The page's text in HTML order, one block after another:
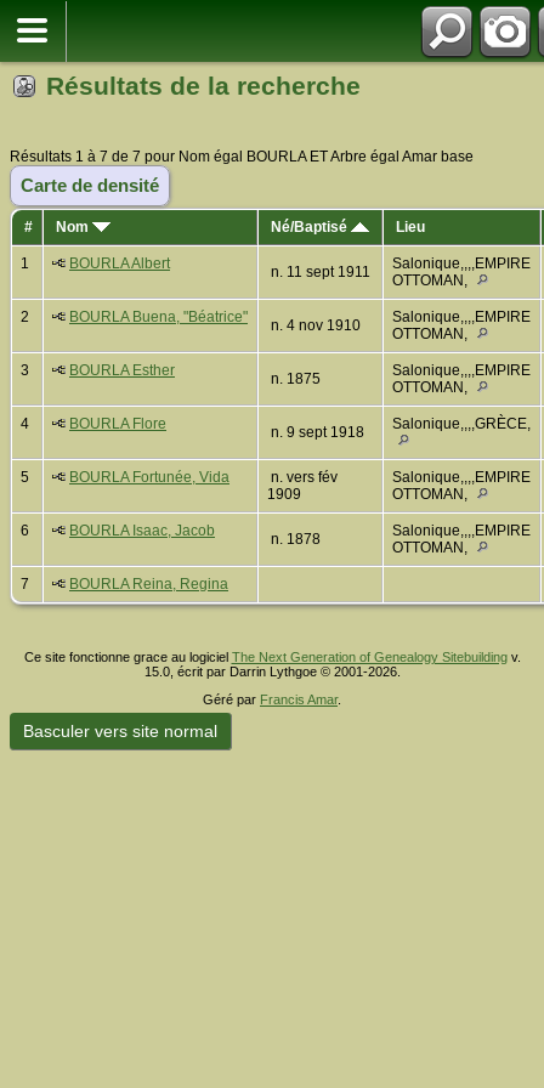
Résultats de la recherche
Résultats 1 à 7 de 7 pour Nom égal BOURLA ET Arbre égal Amar base
Carte de densité
# Nom Né/Baptisé Lieu
1 BOURLA Albert n. 11 sept 1911
Salonique,,,,EMPIRE
OTTOMAN,
2 BOURLA Buena, "Béatrice" n. 4 nov 1910
Salonique,,,,EMPIRE
OTTOMAN,
3 BOURLA Esther n. 1875
Salonique,,,,EMPIRE
OTTOMAN,
4 BOURLA Flore n. 9 sept 1918 Salonique,,,,GRÈCE,
5 BOURLA Fortunée, Vida
n. vers fév
1909
Salonique,,,,EMPIRE
OTTOMAN,
6 BOURLA Isaac, Jacob n. 1878
Salonique,,,,EMPIRE
OTTOMAN,
7 BOURLA Reina, Regina
Ce site fonctionne grace au logiciel The Next Generation of Genealogy Sitebuildingv.
15.0, écrit par Darrin Lythgoe © 2001-2026.
Géré par Francis Amar.
Basculer vers site normal